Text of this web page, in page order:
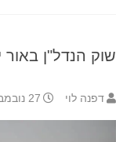
שוק הנדל"ן באור
דפנה לוי 27 נובמבר 2025 11:07